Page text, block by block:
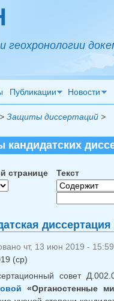
геохронологии
Публикации Новости
Защиты диссертаций>
кандидатских
странице Текст
чт, 13 июн 2019 -
(ср)
совет
«Органостенные